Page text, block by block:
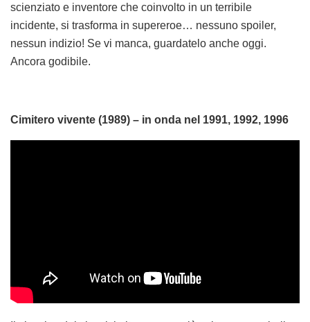
scienziato e inventore che coinvolto in un terribile
incidente, si trasforma in supereroe… nessuno spoiler,
nessun indizio! Se vi manca, guardatelo anche oggi.
Ancora godibile.
Cimitero vivente (1989) – in onda nel 1991, 1992, 1996